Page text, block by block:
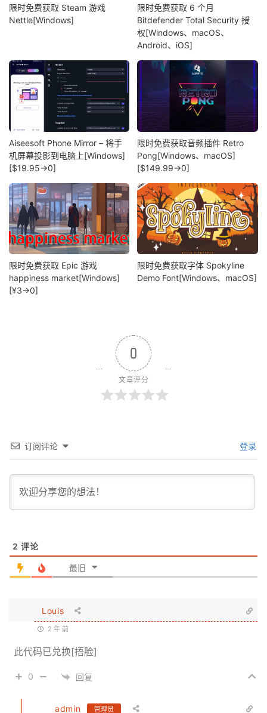
限时免费获取 Steam 游戏
Nettle[Windows]
限时免费获取 6 个月
Bitdefender Total Security 授
权[Windows、macOS、
Android、iOS]
Aiseesoft Phone Mirror – 将手
机屏幕投影到电脑上[Windows]
[$19.95→0]
限时免费获取音频插件 Retro
Pong[Windows、macOS]
[$149.99→0]
限时免费获取 Epic 游戏
happiness market[Windows]
[¥3→0]
限时免费获取字体 Spokyline
Demo Font[Windows、macOS]
0
文章评分
订阅评论 登录
2 评论
最旧
Louis
2 年 前
此代码已兑换[捂脸]
0 回复
admin 管理员